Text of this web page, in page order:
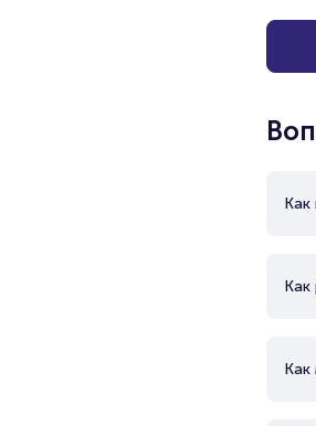
Как
Как
Как